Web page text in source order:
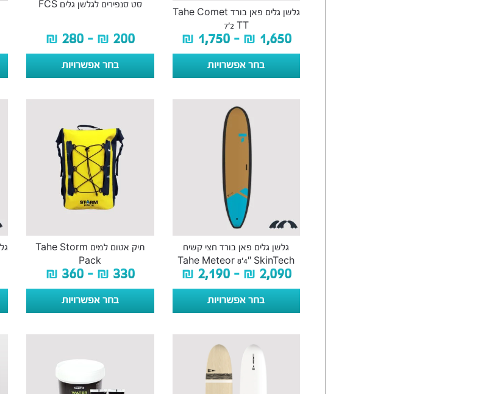
גלשן גלים פאן בורד Tahe Comet
7’2 TT
₪ 1,650
–
₪ 1,750
בחר אפשרויות
סט סנפירים לגלשן גלים FCS
₪ 200
–
₪ 280
בחר אפשרויות
גלשן גלים פאן בורד חצי קשיח
Tahe Meteor 8’4″ SkinTech
₪ 2,090
–
₪ 2,190
בחר אפשרויות
תיק אטום למים Tahe Storm
Pack
₪ 330
–
₪ 360
בחר אפשרויות